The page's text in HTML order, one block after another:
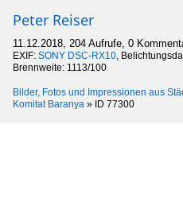
Peter Reiser
11.12.2018, 204 Aufrufe, 0
EXIF: SONY DSC-RX10,
Brennweite: 1113/100
Bilder, Fotos und Impressionen aus
Komitat Baranya » ID 77300